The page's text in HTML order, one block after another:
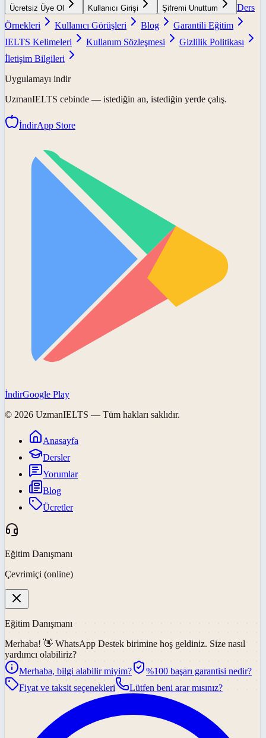
Ücretsiz Üye Ol Kullanıcı Girişi Şifremi Unuttum
Ders
Örnekleri
Kullanıcı Görüşleri Blog
Garantili Eğitim
IELTS Kelimeleri
Kullanım Sözleşmesi
Gizlilik Politikası
İletişim Bilgileri
Uygulamayı indir
UzmanIELTS cebinde — istediğin an, istediğin yerde çalış.
İndirApp Store
İndirGoogle Play
© 2026 UzmanIELTS — Tüm hakları saklıdır.
Anasayfa
Dersler
Yorumlar
Blog
Ücretler
Eğitim Danışmanı
Çevrimiçi (online)
Eğitim Danışmanı
Merhaba! 👋 WhatsApp Destek birimine hoş geldiniz. Size nasıl
yardımcı olabiliriz?
Merhaba, bilgi alabilir miyim?
%100 başarı garantisi nedir?
Fiyat ve taksit seçenekleri
Lütfen beni arar mısınız?